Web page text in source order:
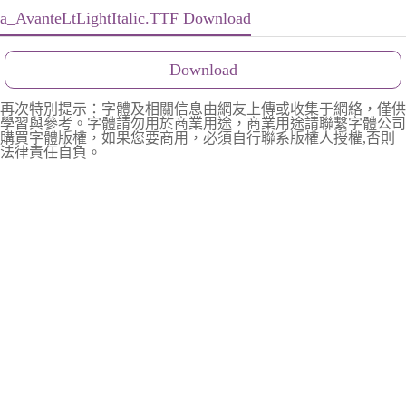
a_AvanteLtLightItalic.TTF Download
Download
再次特別提示：字體及相關信息由網友上傳或收集于網絡，僅供
學習與參考。字體請勿用於商業用途，商業用途請聯繫字體公司
購買字體版權，如果您要商用，必須自行聯系版權人授權,否則
法律責任自負。